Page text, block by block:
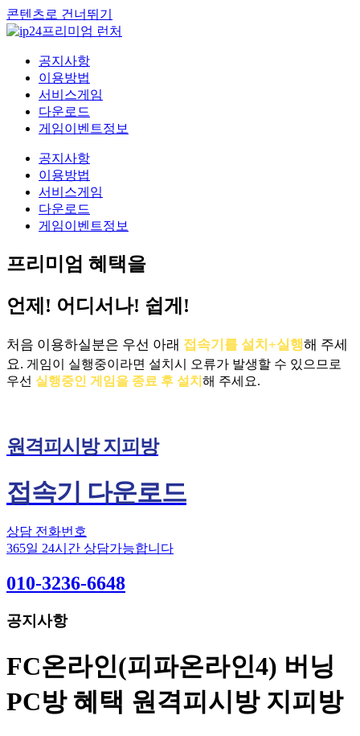
콘텐츠로 건너뛰기
공지사항
이용방법
서비스게임
다운로드
게임이벤트정보
공지사항
이용방법
서비스게임
다운로드
게임이벤트정보
프리미엄 혜택을
언제! 어디서나! 쉽게!
처음 이용하실분은 우선 아래 접속기를 설치+실행해 주세
요. 게임이 실행중이라면 설치시 오류가 발생할 수 있으므로
우선 실행중인 게임을 종료 후 설치 해 주세요.
원격피시방 지피방
접속기 다운로드
상담 전화번호
365일 24시간 상담가능합니다
010-3236-6648
공지사항
FC온라인(피파온라인4) 버닝
PC방 혜택 원격피시방 지피방